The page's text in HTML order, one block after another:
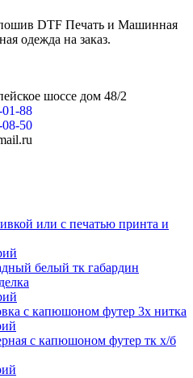
DTF Печать и Машинная
одежда на заказ.
шоссе дом 48/2
88
50
или с печатью принта и
белый тк габардин
с капюшоном футер 3х нитка
с капюшоном футер тк х/б